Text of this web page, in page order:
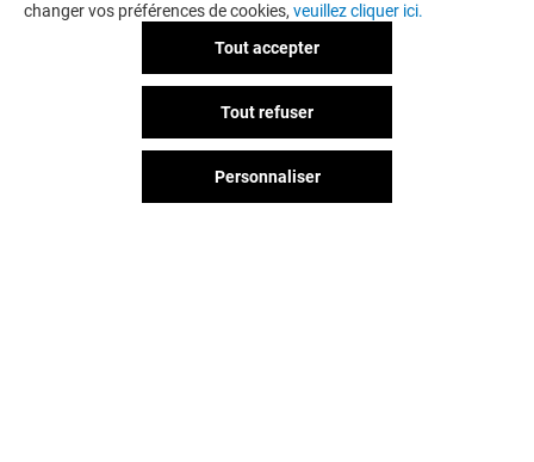
changer vos préférences de cookies, veuillez cliquer ici.
Tout accepter
Tout refuser
Personnaliser